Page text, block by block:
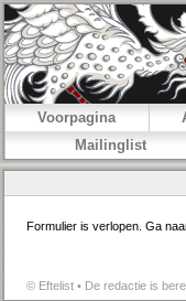
Voorpagina
Mailinglist
Formulier is verlopen. Ga
© Eftelist • De redactie is